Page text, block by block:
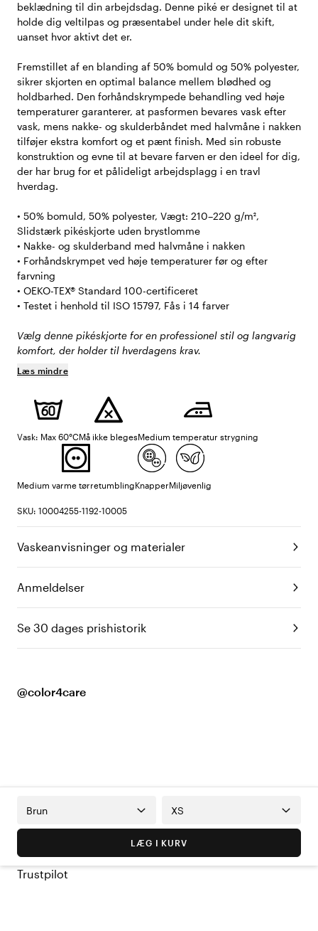
beklædning til din arbejdsdag. Denne piké er designet til at
holde dig veltilpas og præsentabel under hele dit skift,
uanset hvor aktivt det er.
Fremstillet af en blanding af 50% bomuld og 50% polyester,
sikrer skjorten en optimal balance mellem blødhed og
holdbarhed. Den forhåndskrympede behandling ved høje
temperaturer garanterer, at pasformen bevares vask efter
vask, mens nakke- og skulderbåndet med halvmåne i nakken
tilføjer ekstra komfort og et pænt finish. Med sin robuste
konstruktion og evne til at bevare farven er den ideel for dig,
der har brug for et pålideligt arbejdsplagg i en travl
hverdag.
• 50% bomuld, 50% polyester, Vægt: 210–220 g/m²,
Slidstærk pikéskjorte uden brystlomme
• Nakke- og skulderband med halvmåne i nakken
• Forhåndskrympet ved høje temperaturer før og efter
farvning
• OEKO-TEX® Standard 100-certificeret
• Testet i henhold til ISO 15797, Fås i 14 farver
Vælg denne pikéskjorte for en professionel stil og langvarig
komfort, der holder til hverdagens krav.
Læs mindre
Vask: Max 60°CMå ikke blegesMedium temperatur strygning
Medium varme tørretumblingKnapperMiljøvenlig
SKU: 10004255-1192-10005
Vaskeanvisninger og materialer
Anmeldelser
Se 30 dages prishistorik
@color4care
Brun XS
LÆG I KURV
Trustpilot